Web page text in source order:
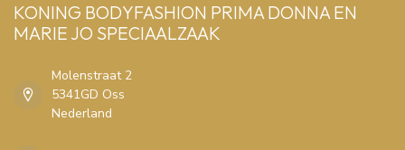
KONING BODYFASHION PRIMA DONNA EN
MARIE JO SPECIAALZAAK
Molenstraat 2
5341GD Oss
Nederland